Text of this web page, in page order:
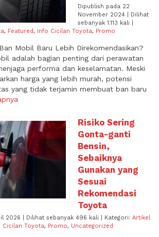
Dipublish pada 22
November 2024 | Dilihat
sebanyak 1.113 kali |
, Featured, Info Cicilan Toyota, Promo
Mobil Baru Lebih Direkomendasikan?
adalah bagian penting dari perawatan
performa dan keselamatan. Meski
harga yang lebih murah, potensi
yang tidak terjamin membuat ban baru
Risiko Sering
Gonta-ganti
Bensin,
Sebaiknya
Gunakan yang
Sesuai
Rekomendasi
Toyota
2026 | Dilihat sebanyak 496 kali | Kategori: Artikel
Cicilan Toyota, Promo, Uncategorized